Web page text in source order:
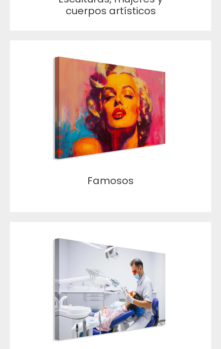
cuerpos artísticos
Famosos